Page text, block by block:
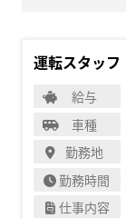
運転スタッフ
給与
車種
勤務地
勤務時間
仕事内容